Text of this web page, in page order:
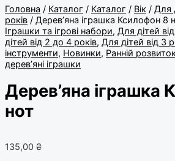
Головна / Каталог / Каталог / Вік / Для
років / Дерев’яна іграшка Ксилофон 8
Іграшки та ігрові набори, Для дітей
дітей від 2 до 4 років, Для дітей від 3
інструменти, Новинки, Ранній
дерев’яні іграшки
Дерев’яна іграшка
нот
135,00 ₴